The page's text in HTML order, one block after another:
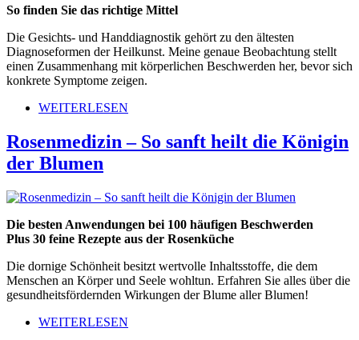
So finden Sie das richtige Mittel
Die Gesichts- und Handdiagnostik gehört zu den ältesten
Diagnoseformen der Heilkunst. Meine genaue Beobachtung stellt
einen Zusammenhang mit körperlichen Beschwerden her, bevor sich
konkrete Symptome zeigen.
WEITERLESEN
Rosenmedizin – So sanft heilt die Königin
der Blumen
Die besten Anwendungen bei 100 häufigen Beschwerden
Plus 30 feine Rezepte aus der Rosenküche
Die dornige Schönheit besitzt wertvolle Inhaltsstoffe, die dem
Menschen an Körper und Seele wohltun. Erfahren Sie alles über die
gesundheitsfördernden Wirkungen der Blume aller Blumen!
WEITERLESEN